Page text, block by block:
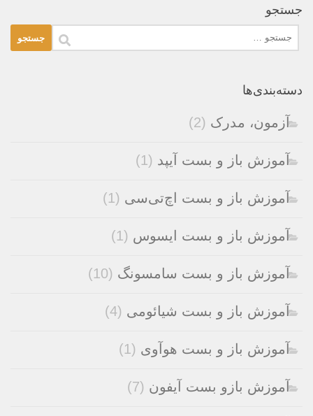
جستجو
جستجو
دسته‌بندی‌ها
آزمون، مدرک (2)
آموزش باز و بست آیپد (1)
آموزش باز و بست اچ‌تی‌سی (1)
آموزش باز و بست ایسوس (1)
آموزش باز و بست سامسونگ (10)
آموزش باز و بست شیائومی (4)
آموزش باز و بست هوآوی (1)
آموزش بازو بست آیفون (7)